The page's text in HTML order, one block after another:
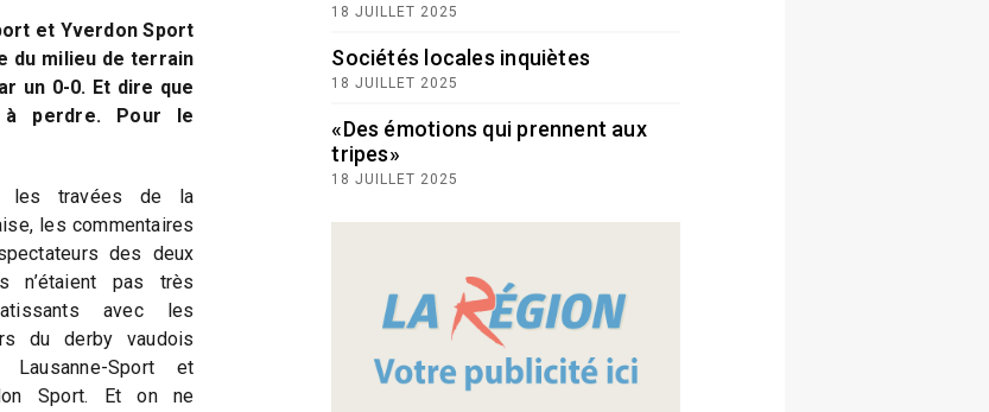
et Yverdon Sport
du milieu de terrain
un 0-0. Et dire que
à perdre. Pour le
les travées de la
les commentaires
des deux
n’étaient pas très
avec les
du derby vaudois
Lausanne-Sport et
Sport. Et on ne
18 JUILLET 2025
Sociétés locales inquiètes
18 JUILLET 2025
«Des émotions qui prennent aux
tripes»
18 JUILLET 2025